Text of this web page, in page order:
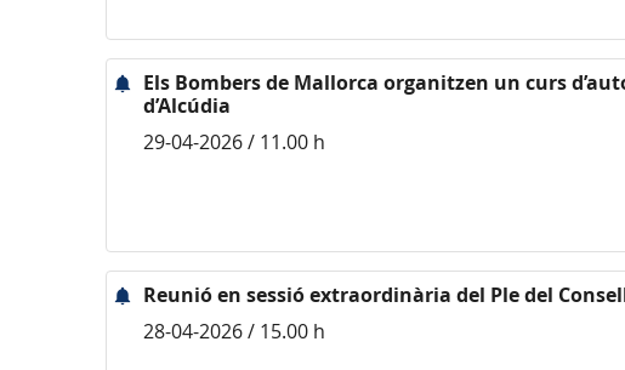
Els Bombers de Mallorca organitzen un curs
d’Alcúdia
29-04-2026 / 11.00 h
Reunió en sessió extraordinària del Ple del
28-04-2026 / 15.00 h